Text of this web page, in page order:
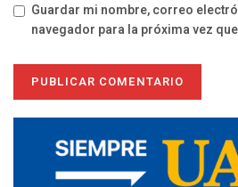
Guardar mi nombre, correo
navegador para la próxima vez